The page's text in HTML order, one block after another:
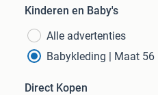
Kinderen en Baby's
Alle advertenties
Babykleding | Maat 56
Direct Kopen